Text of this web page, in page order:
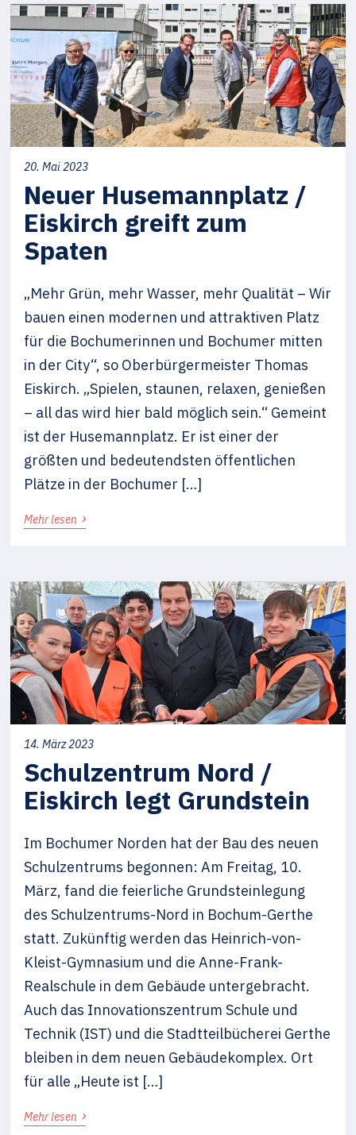
20. Mai 2023
Neuer Husemannplatz /
Eiskirch greift zum
Spaten
„Mehr Grün, mehr Wasser, mehr Qualität – Wir
bauen einen modernen und attraktiven Platz
für die Bochumerinnen und Bochumer mitten
in der City“, so Oberbürgermeister Thomas
Eiskirch. „Spielen, staunen, relaxen, genießen
– all das wird hier bald möglich sein.“ Gemeint
ist der Husemannplatz. Er ist einer der
größten und bedeutendsten öffentlichen
Plätze in der Bochumer […]
Mehr lesen ›
14. März 2023
Schulzentrum Nord /
Eiskirch legt Grundstein
Im Bochumer Norden hat der Bau des neuen
Schulzentrums begonnen: Am Freitag, 10.
März, fand die feierliche Grundsteinlegung
des Schulzentrums-Nord in Bochum-Gerthe
statt. Zukünftig werden das Heinrich-von-
Kleist-Gymnasium und die Anne-Frank-
Realschule in dem Gebäude untergebracht.
Auch das Innovationszentrum Schule und
Technik (IST) und die Stadtteilbücherei Gerthe
bleiben in dem neuen Gebäudekomplex. Ort
für alle „Heute ist […]
Mehr lesen ›